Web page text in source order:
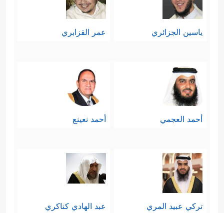
ياسين الجزائري عمر القزابري
أحمد العجمي أحمد نعينع
تركي عبيد المري عبد الهادي كناكري